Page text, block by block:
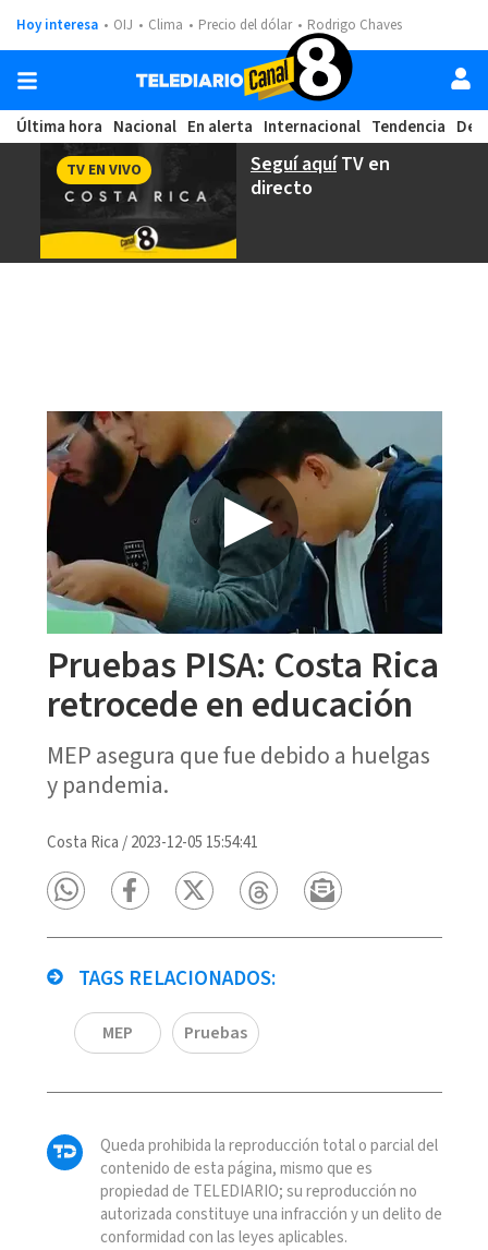
Hoy interesa OIJ Clima Precio del dólar Rodrigo Chaves
Última hora Nacional En alerta Internacional Tendencia
Seguí aquíTV en
directo
TV EN VIVO
Pruebas PISA: Costa Rica
retrocede en educación
MEP asegura que fue debido a huelgas
y pandemia.
Costa Rica /2023-12-05 15:54:41
TAGS RELACIONADOS:
MEP Pruebas
Queda prohibida la reproducción total o parcial del
contenido de esta página, mismo que es
propiedad de TELEDIARIO; su reproducción no
autorizada constituye una infracción y un delito de
conformidad con las leyes aplicables.